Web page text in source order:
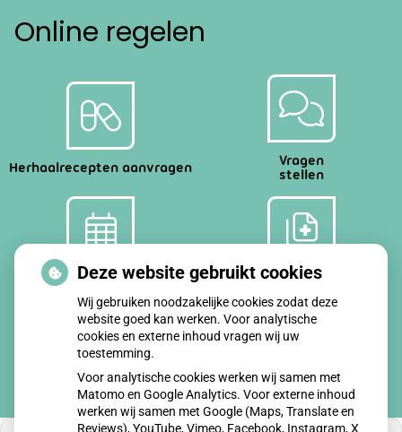
Online regelen
Herhaalrecepten aanvragen
Vragen
stellen
Afspraken
maken
Dossier
bekijken
Deze website gebruikt cookies
Wij gebruiken noodzakelijke cookies zodat deze
website goed kan werken. Voor analytische
cookies en externe inhoud vragen wij uw
toestemming.
Voor analytische cookies werken wij samen met
Matomo en Google Analytics. Voor externe inhoud
werken wij samen met Google (Maps, Translate en
Reviews), YouTube, Vimeo, Facebook, Instagram, X